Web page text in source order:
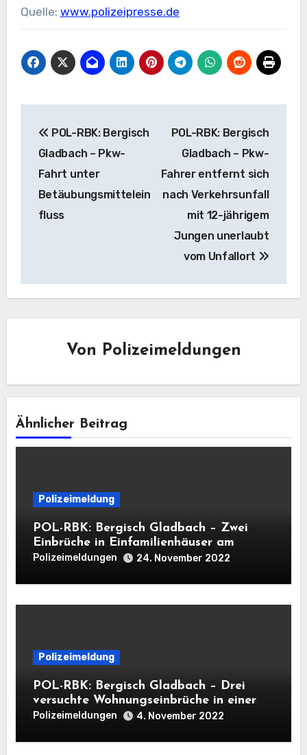
Quelle: www.polizeipresse.de
POL-RBK: Bergisch
Gladbach – Pkw-
Fahrt unter
Betäubungsmittelein
fluss
POL-RBK: Bergisch
Gladbach – Pkw-
Fahrer entfernt sich
nach Verkehrsunfall
mit 12-jährigem
Jungen unerlaubt
vom Unfallort
Von Polizeimeldungen
Ähnlicher Beitrag
Polizeimeldung
POL-RBK: Bergisch Gladbach – Zwei
Einbrüche in Einfamilienhäuser am
Mittwoch
Polizeimeldungen 24. November 2022
Polizeimeldung
POL-RBK: Bergisch Gladbach – Drei
versuchte Wohnungseinbrüche in einer
Nacht
Polizeimeldungen 4. November 2022